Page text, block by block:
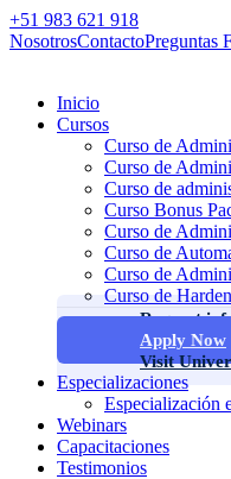
+51 983 621 918
NosotrosContactoPreguntas
Inicio
Cursos
Curso de
Curso de
Curso de
Curso Bonus
Curso de
Curso de
Curso de
Curso de
Request
Apply Now
Visit
Especializaciones
Especialización
Webinars
Capacitaciones
Testimonios